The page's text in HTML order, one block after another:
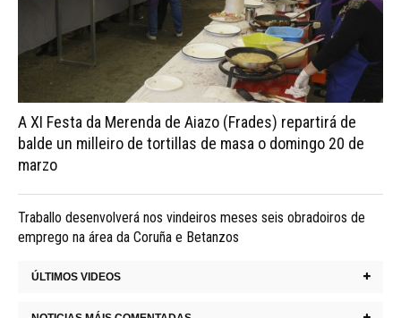
A XI Festa da Merenda de Aiazo (Frades) repartirá de
balde un milleiro de tortillas de masa o domingo 20 de
marzo
Traballo desenvolverá nos vindeiros meses seis obradoiros de
emprego na área da Coruña e Betanzos
ÚLTIMOS VIDEOS